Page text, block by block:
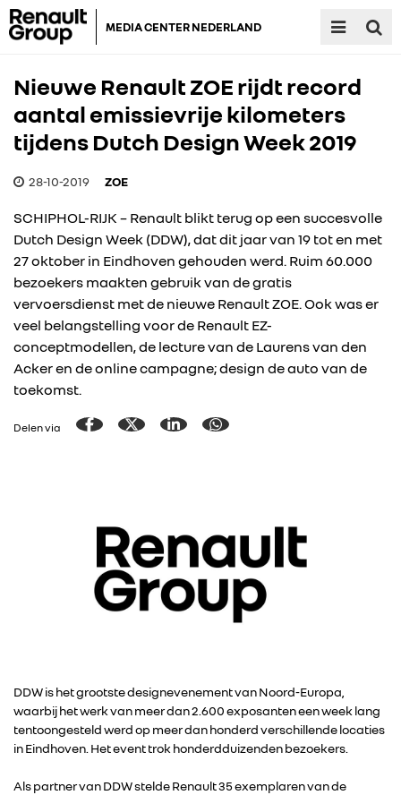
MEDIA CENTER NEDERLAND
Nieuwe Renault ZOE rijdt record
aantal emissievrije kilometers
tijdens Dutch Design Week 2019
28-10-2019 ZOE
SCHIPHOL-RIJK – Renault blikt terug op een succesvolle
Dutch Design Week (DDW), dat dit jaar van 19 tot en met
27 oktober in Eindhoven gehouden werd. Ruim 60.000
bezoekers maakten gebruik van de gratis
vervoersdienst met de nieuwe Renault ZOE. Ook was er
veel belangstelling voor de Renault EZ-
conceptmodellen, de lecture van de Laurens van den
Acker en de online campagne; design de auto van de
toekomst.
Delen via
DDW is het grootste designevenement van Noord-Europa,
waarbij het werk van meer dan 2.600 exposanten een week lang
tentoongesteld werd op meer dan honderd verschillende locaties
in Eindhoven. Het event trok honderdduizenden bezoekers.
Als partner van DDW stelde Renault 35 exemplaren van de